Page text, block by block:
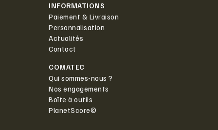
INFORMATIONS
Paiement & Livraison
Personnalisation
Actualités
Contact
COMATEC
Qui sommes-nous ?
Nos engagements
Boîte à outils
PlanetScore©